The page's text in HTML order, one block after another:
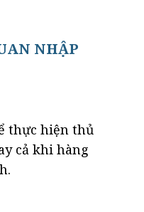
NHẬP
thực hiện thủ
cả khi hàng